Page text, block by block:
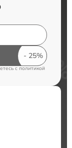
c политикой